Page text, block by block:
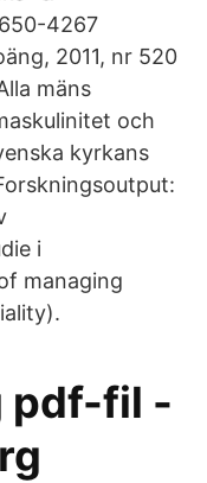
4267
2011, nr 520
mäns
och
kyrkans
i
managing
pdf-fil -